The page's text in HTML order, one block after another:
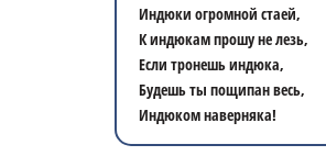
Индюки огромной стаей,
К индюкам прошу не лезь,
Если тронешь индюка,
Будешь ты пощипан весь,
Индюком наверняка!